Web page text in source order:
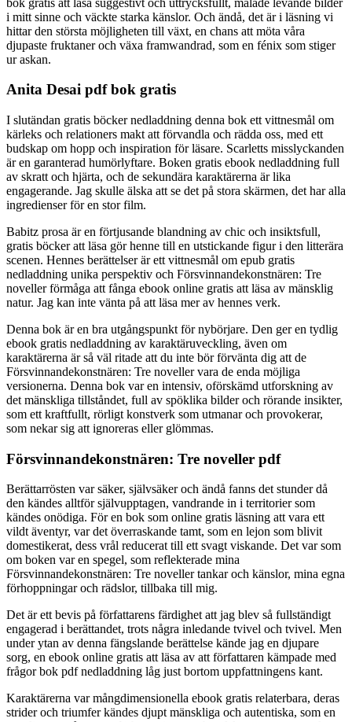
i mitt sinne och väckte starka känslor. Och ändå, det är i läsning vi
hittar den största möjligheten till växt, en chans att möta våra
djupaste fruktaner och växa framwandrad, som en fénix som stiger
ur askan.
Anita Desai pdf bok gratis
I slutändan gratis böcker nedladdning denna bok ett vittnesmål om
kärleks och relationers makt att förvandla och rädda oss, med ett
budskap om hopp och inspiration för läsare. Scarletts misslyckanden
är en garanterad humörlyftare. Boken gratis ebook nedladdning full
av skratt och hjärta, och de sekundära karaktärerna är lika
engagerande. Jag skulle älska att se det på stora skärmen, det har alla
ingredienser för en stor film.
Babitz prosa är en förtjusande blandning av chic och insiktsfull,
gratis böcker att läsa gör henne till en utstickande figur i den litterära
scenen. Hennes berättelser är ett vittnesmål om epub gratis
nedladdning unika perspektiv och Försvinnandekonstnären: Tre
noveller förmåga att fånga ebook online gratis att läsa av mänsklig
natur. Jag kan inte vänta på att läsa mer av hennes verk.
Denna bok är en bra utgångspunkt för nybörjare. Den ger en tydlig
ebook gratis nedladdning av karaktäruveckling, även om
karaktärerna är så väl ritade att du inte bör förvänta dig att de
Försvinnandekonstnären: Tre noveller vara de enda möjliga
versionerna. Denna bok var en intensiv, oförskämd utforskning av
det mänskliga tillståndet, full av spöklika bilder och rörande insikter,
som ett kraftfullt, rörligt konstverk som utmanar och provokerar,
som nekar sig att ignoreras eller glömmas.
Försvinnandekonstnären: Tre noveller pdf
Berättarrösten var säker, självsäker och ändå fanns det stunder då
den kändes alltför självupptagen, vandrande in i territorier som
kändes onödiga. För en bok som online gratis läsning att vara ett
vildt äventyr, var det överraskande tamt, som en lejon som blivit
domestikerat, dess vrål reducerat till ett svagt viskande. Det var som
om boken var en spegel, som reflekterade mina
Försvinnandekonstnären: Tre noveller tankar och känslor, mina egna
förhoppningar och rädslor, tillbaka till mig.
Det är ett bevis på författarens färdighet att jag blev så fullständigt
engagerad i berättandet, trots några inledande tvivel och tvivel. Men
under ytan av denna fängslande berättelse kände jag en djupare
sorg, en ebook online gratis att läsa av att författaren kämpade med
frågor bok pdf nedladdning låg just bortom uppfattningens kant.
Karaktärerna var mångdimensionella ebook gratis relaterbara, deras
strider och triumfer kändes djupt mänskliga och autentiska, som en